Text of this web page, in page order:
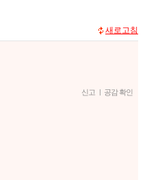
새로고침
신고 | 공감 확인